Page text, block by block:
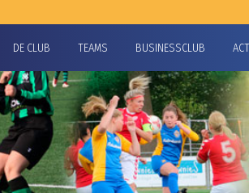
DE CLUB TEAMS BUSINESSCLUB